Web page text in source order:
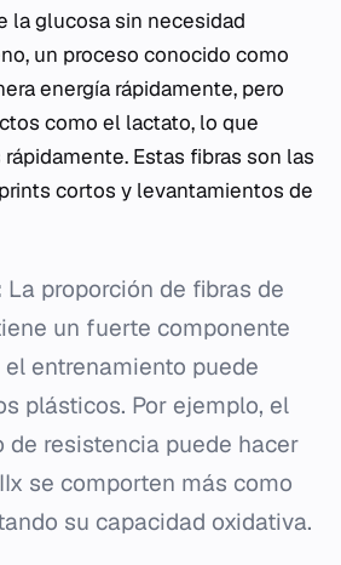
la glucosa sin necesidad
un proceso conocido como
energía rápidamente, pero
como el lactato, lo que
Estas fibras son las
cortos y levantamientos de
La proporción de fibras de
un fuerte componente
entrenamiento puede
plásticos. Por ejemplo, el
de resistencia puede hacer
se comporten más como
su capacidad oxidativa.